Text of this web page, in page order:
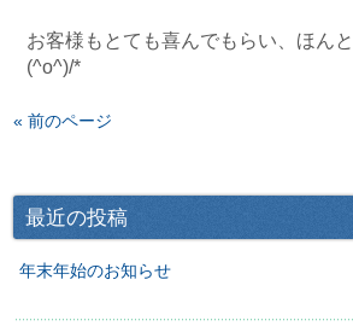
お客様もとても喜んでもらい、ほん
(^o^)/*
« 前のページ
最近の投稿
年末年始のお知らせ